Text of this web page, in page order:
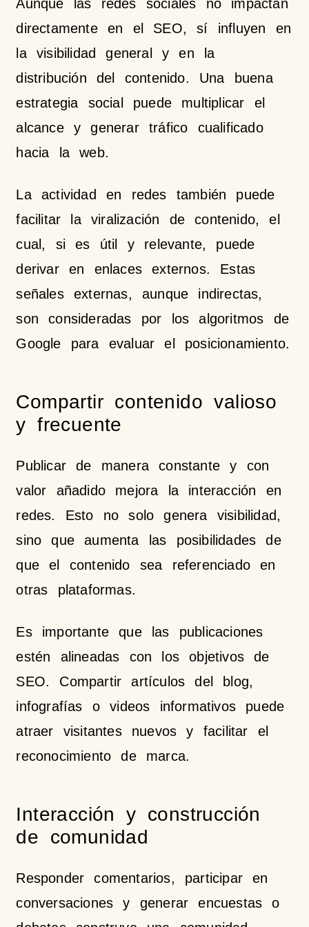
Aunque las redes sociales no impactan
directamente en el SEO, sí influyen en
la visibilidad general y en la
distribución del contenido. Una buena
estrategia social puede multiplicar el
alcance y generar tráfico cualificado
hacia la web.
La actividad en redes también puede
facilitar la viralización de contenido, el
cual, si es útil y relevante, puede
derivar en enlaces externos. Estas
señales externas, aunque indirectas,
son consideradas por los algoritmos de
Google para evaluar el posicionamiento.
Compartir contenido valioso
y frecuente
Publicar de manera constante y con
valor añadido mejora la interacción en
redes. Esto no solo genera visibilidad,
sino que aumenta las posibilidades de
que el contenido sea referenciado en
otras plataformas.
Es importante que las publicaciones
estén alineadas con los objetivos de
SEO. Compartir artículos del blog,
infografías o videos informativos puede
atraer visitantes nuevos y facilitar el
reconocimiento de marca.
Interacción y construcción
de comunidad
Responder comentarios, participar en
conversaciones y generar encuestas o